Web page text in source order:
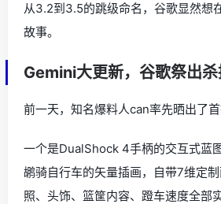
从3.2到3.5的跳级命名，谷歌显然想
故事。
Gemini大更新，谷歌祭出
前一天，知名爆料人can率先晒出了首
一个是DualShock 4手柄的交互式蓝
鹕骑自行车的矢量插画，自带7维定
照、头饰、篮筐内容、蹬车速度全部